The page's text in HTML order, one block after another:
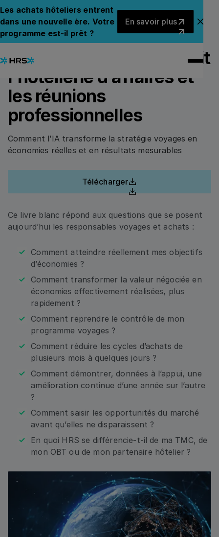
Les achats hôteliers entrent
dans une nouvelle ère. Votre
programme est-il prêt ?
En savoir plus
Retour aux livres blancs
Back to Whitepapers
Le nouveau modèle
opérationnel qui redéfinit
l’hôtellerie d’affaires et
les réunions
professionnelles
Comment l’IA transforme la stratégie voyages en
économies réelles et en résultats mesurables
Download
Télécharger
Ce livre blanc répond aux questions que se posent
aujourd’hui les responsables voyages et achats :
Comment atteindre réellement mes objectifs
d’économies ?
Comment transformer la valeur négociée en
économies effectivement réalisées, plus
rapidement ?
Comment reprendre le contrôle de mon
programme voyages ?
Comment réduire les cycles d’achats de
plusieurs mois à quelques jours ?
Comment démontrer, données à l’appui, une
amélioration continue d’une année sur l’autre
?
Comment saisir les opportunités du marché
avant qu’elles ne disparaissent ?
En quoi HRS se différencie-t-il de ma TMC, de
mon OBT ou de mon partenaire hôtelier ?
PLEASE FILL UP THIS FORM TO ACCESS THE
Prénom
Nom de famille
Entreprise
Pays
En cochant cette case, I souhaite recevoir
par téléphone sur les coordonnées que je transmets.
Je permets à HRS de traiter mes données
personnelles pour ces motifs uniquement et comme
décrit dans la Politique de Protection des données
personnelles. J’ai bien compris que je peux me
rétracter à n’importe quel moment.*